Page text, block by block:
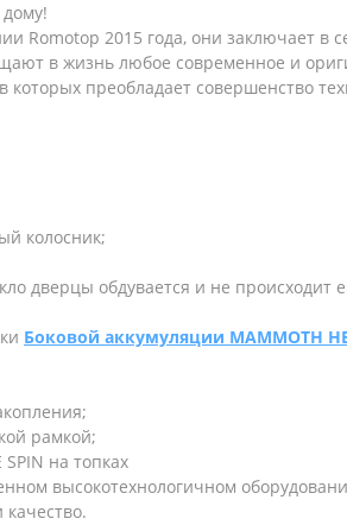
Romotop 2015 года, они заключает в
в жизнь любое современное и
преобладает совершенство
колосник;
дверцы обдувается и не происходит
Боковой аккумуляции MAMMOTH
рамкой;
на топках
высокотехнологичном